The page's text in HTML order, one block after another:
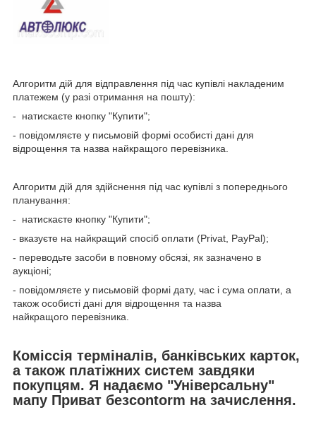
Алгоритм дій для відправлення під час купівлі накладеним
платежем (у разі отримання на пошту):
- натискаєте кнопку "Купити";
- повідомляєте у письмовій формі особисті дані для
відрощення та назва найкращого перевізника.
Алгоритм дій для здійснення під час купівлі з попереднього
планування:
- натискаєте кнопку "Купити";
- вказуєте на найкращий спосіб оплати (Privat, PayPal);
- переводьте засоби в повному обсязі, як зазначено в
аукціоні;
- повідомляєте у письмовій формі дату, час і сума оплати, а
також особисті дані для відрощення та назва
найкращого перевізника.
Коміссія терміналів, банківських карток,
а також платіжних систем завдяки
покупцям. Я надаємо "Універсальну"
мапу Приват безcontorm на зачислення.